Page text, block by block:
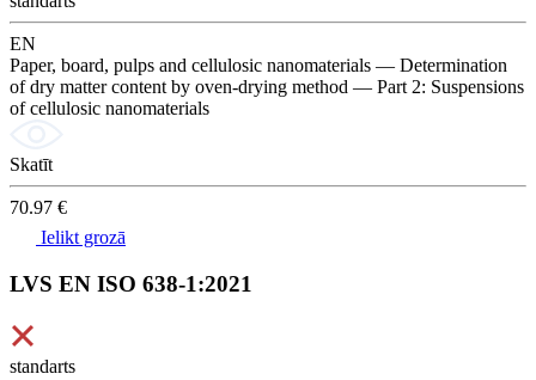
EN
Paper, board, pulps and cellulosic nanomaterials — Determination
of dry matter content by oven-drying method — Part 2: Suspensions
of cellulosic nanomaterials
Skatīt
70.97 €
Ielikt grozā
LVS EN ISO 638-1:2021
standarts